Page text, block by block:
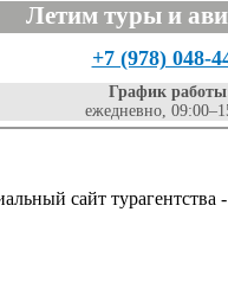
Летим туры и
+7 (978) 048-
График
ежедневно,
сайт